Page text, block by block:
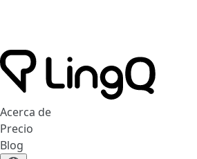
Acerca de
Precio
Blog